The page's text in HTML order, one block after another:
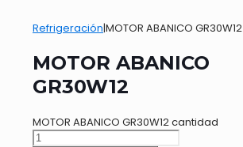
Refrigeración|MOTOR ABANICO GR30W12
MOTOR ABANICO
GR30W12
MOTOR ABANICO GR30W12 cantidad